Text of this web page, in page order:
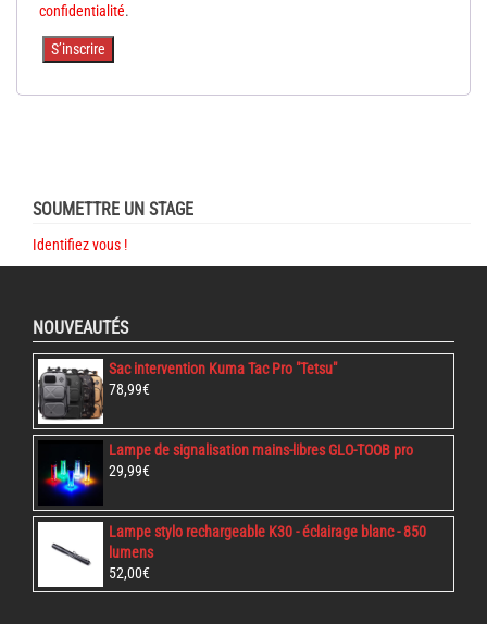
confidentialité.
S’inscrire
SOUMETTRE UN STAGE
Identifiez vous !
NOUVEAUTÉS
Sac intervention Kuma Tac Pro "Tetsu"
78,99€
Lampe de signalisation mains-libres GLO-TOOB pro
29,99€
Lampe stylo rechargeable K30 - éclairage blanc - 850
lumens
52,00€